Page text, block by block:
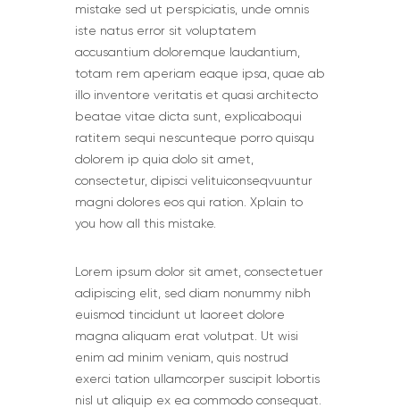
mistake sed ut perspiciatis, unde omnis
iste natus error sit voluptatem
accusantium doloremque laudantium,
totam rem aperiam eaque ipsa, quae ab
illo inventore veritatis et quasi architecto
beatae vitae dicta sunt, explicabo.qui
ratitem sequi nescunteque porro quisqu
dolorem ip quia dolo sit amet,
consectetur, dipisci velituiconseqvuuntur
magni dolores eos qui ration. Xplain to
you how all this mistake.
Lorem ipsum dolor sit amet, consectetuer
adipiscing elit, sed diam nonummy nibh
euismod tincidunt ut laoreet dolore
magna aliquam erat volutpat. Ut wisi
enim ad minim veniam, quis nostrud
exerci tation ullamcorper suscipit lobortis
nisl ut aliquip ex ea commodo consequat.